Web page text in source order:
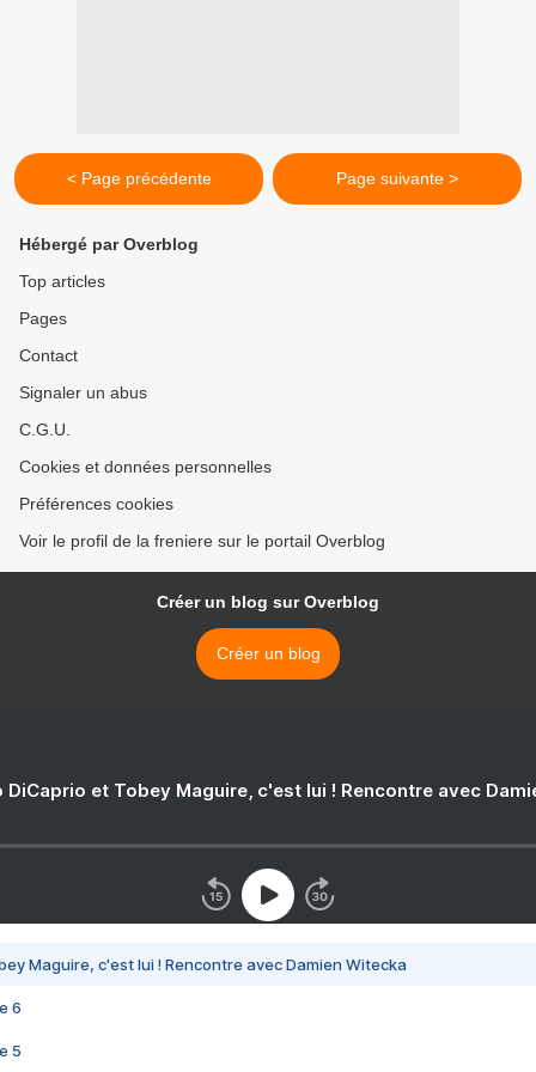
< Page précédente Page suivante >
Hébergé par Overblog
Top articles
Pages
Contact
Signaler un abus
C.G.U.
Cookies et données personnelles
Préférences cookies
Voir le profil de la freniere sur le portail Overblog
Créer un blog sur Overblog
Créer un blog
DiCaprio et Tobey Maguire, c'est lui ! Rencontre avec
Maguire, c'est lui ! Rencontre avec Damien Witecka
6
5